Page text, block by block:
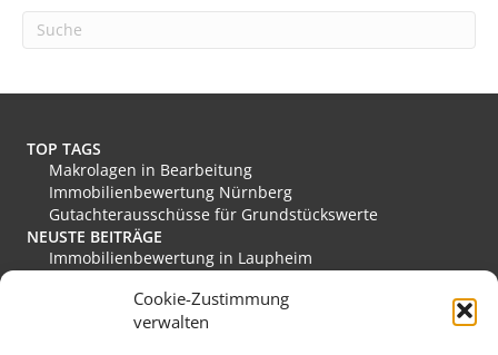
Cookie-Zustimmung
verwalten
e
n
tTOP TAGS
Makrolagen in Bearbeitung
Immobilienbewertung Nürnberg
Gutachterausschüsse für Grundstückswerte
NEUSTE BEITRÄGE
Immobilienbewertung in Laupheim
Immobilienbewertung in Edewecht
Immobilienbewertung in Stadthagen